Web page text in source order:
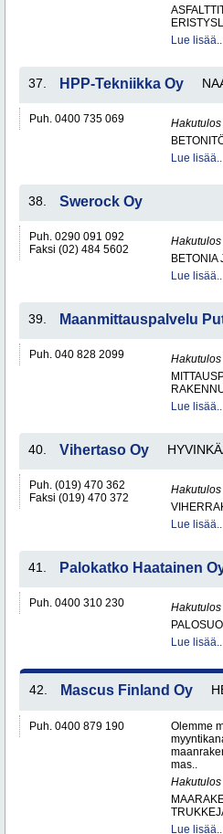
Lue lisää..
37. HPP-Tekniikka Oy
Puh. 0400 735 069
Lue lisää..
38. Swerock Oy
Puh. 0290 091 092
Faksi (02) 484 5602
BETONIA
Lue lisää..
39. Maanmittauspalvelu
Puh. 040 828 2099
Lue lisää..
40. Vihertaso Oy
Puh. (019) 470 362
Faksi (019) 470 372
Lue lisää..
41. Palokatko Haatainen
Puh. 0400 310 230
Lue lisää..
42. Mascus Finland Oy
Puh. 0400 879 190
Olemme
mas..
Lue lisää..